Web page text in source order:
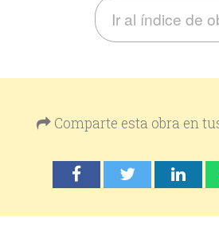
Ir al índice de
Comparte esta obra en